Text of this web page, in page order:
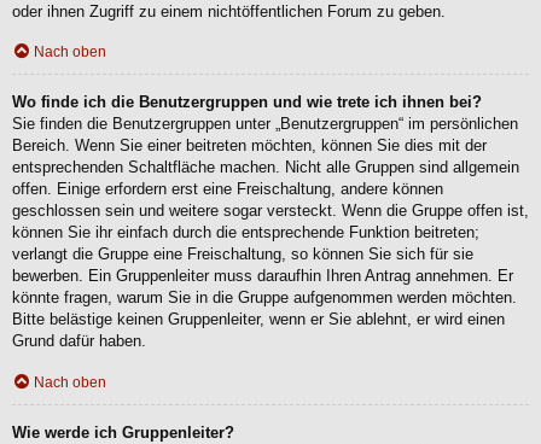
oder ihnen Zugriff zu einem nichtöffentlichen Forum zu geben.
Nach oben
Wo finde ich die Benutzergruppen und wie trete ich ihnen bei?
Sie finden die Benutzergruppen unter „Benutzergruppen“ im persönlichen
Bereich. Wenn Sie einer beitreten möchten, können Sie dies mit der
entsprechenden Schaltfläche machen. Nicht alle Gruppen sind allgemein
offen. Einige erfordern erst eine Freischaltung, andere können
geschlossen sein und weitere sogar versteckt. Wenn die Gruppe offen ist,
können Sie ihr einfach durch die entsprechende Funktion beitreten;
verlangt die Gruppe eine Freischaltung, so können Sie sich für sie
bewerben. Ein Gruppenleiter muss daraufhin Ihren Antrag annehmen. Er
könnte fragen, warum Sie in die Gruppe aufgenommen werden möchten.
Bitte belästige keinen Gruppenleiter, wenn er Sie ablehnt, er wird einen
Grund dafür haben.
Nach oben
Wie werde ich Gruppenleiter?